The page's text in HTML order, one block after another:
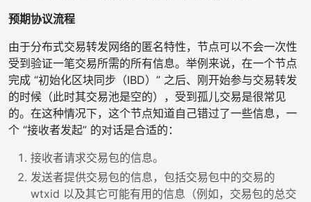
预期协议流程
由于分布式交易转发网络的匿名特性，节点可以不会一次性
受到验证一笔交易所需的所有信息。举例来说，在一个节点
完成 “初始化区块同步（IBD）” 之后、刚开始参与交易转发
的时候（此时其交易池是空的），受到孤儿交易是很常见
的。在这种情况下，这个节点知道自己错过了一些信息，一
个 “接收者发起” 的对话是合适的：
接收者请求交易包的信息。
发送者提供交易包的信息，包括交易包中的交易的
wtxid 以及其它可能有用的信息（例如，交易包的总交